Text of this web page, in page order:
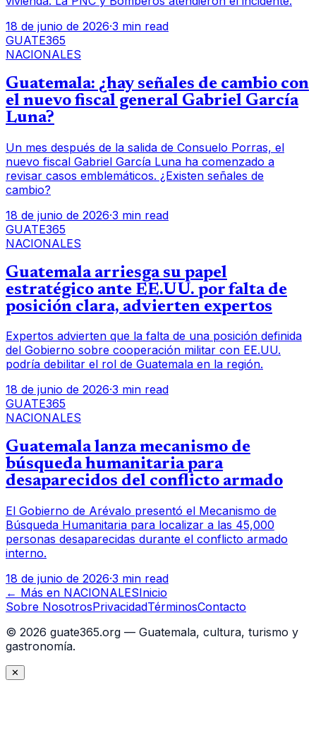
18 de junio de 2026·3 min read
GUATE365
NACIONALES
Guatemala: ¿hay señales de cambio con
el nuevo fiscal general Gabriel García
Luna?
Un mes después de la salida de Consuelo Porras, el
nuevo fiscal Gabriel García Luna ha comenzado a
revisar casos emblemáticos. ¿Existen señales de
cambio?
18 de junio de 2026·3 min read
GUATE365
NACIONALES
Guatemala arriesga su papel
estratégico ante EE.UU. por falta de
posición clara, advierten expertos
Expertos advierten que la falta de una posición definida
del Gobierno sobre cooperación militar con EE.UU.
podría debilitar el rol de Guatemala en la región.
18 de junio de 2026·3 min read
GUATE365
NACIONALES
Guatemala lanza mecanismo de
búsqueda humanitaria para
desaparecidos del conflicto armado
El Gobierno de Arévalo presentó el Mecanismo de
Búsqueda Humanitaria para localizar a las 45,000
personas desaparecidas durante el conflicto armado
interno.
18 de junio de 2026·3 min read
← Más en NACIONALESInicio
Sobre NosotrosPrivacidadTérminosContacto
© 2026 guate365.org — Guatemala, cultura, turismo y
gastronomía.
✕